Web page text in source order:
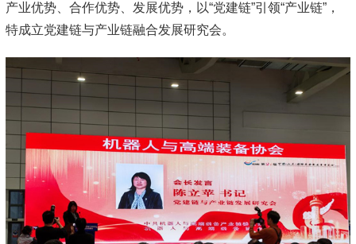
产业优势、合作优势、发展优势，以“党建链”引领“产业链”，
特成立党建链与产业链融合发展研究会。